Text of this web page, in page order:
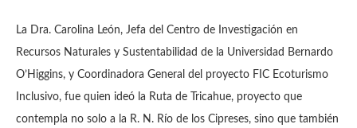
La Dra. Carolina León, Jefa del Centro de Investigación en
Recursos Naturales y Sustentabilidad de la Universidad Bernardo
O’Higgins, y Coordinadora General del proyecto FIC Ecoturismo
Inclusivo, fue quien ideó la Ruta de Tricahue, proyecto que
contempla no solo a la R. N. Río de los Cipreses, sino que también